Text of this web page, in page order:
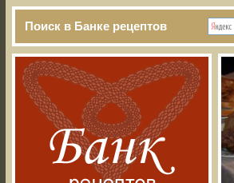
Поиск в Банке рецептов